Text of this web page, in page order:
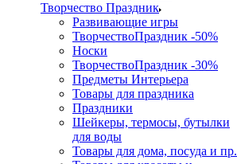
Творчество Праздник
Развивающие игры
ТворчествоПраздник -50%
Носки
ТворчествоПраздник -30%
Предметы Интерьера
Товары для праздника
Праздники
Шейкеры, термосы, бутылки
для воды
Товары для дома, посуда и пр.